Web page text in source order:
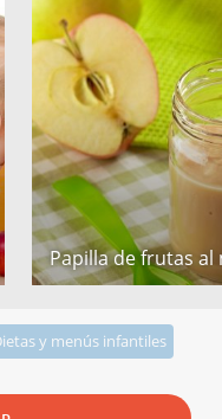
Papilla de frutas al
y menús infantiles